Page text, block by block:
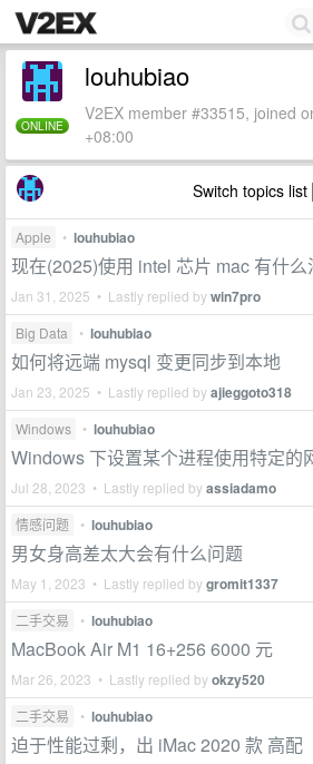
ONLINE
louhubiao
V2EX member #33515, joined
+08:00
Switch topics list
Apple • louhubiao
现在(2025)使用 intel 芯片 mac 有什
Jan 31, 2025 • Lastly replied bywin7pro
Big Data • louhubiao
如何将远端 mysql 变更同步到本地
Jan 23, 2025 • Lastly replied byajieggoto318
Windows • louhubiao
Windows 下设置某个进程使用特定的
Jul 28, 2023 • Lastly replied byassiadamo
情感问题 • louhubiao
男女身高差太大会有什么问题
May 1, 2023 • Lastly replied bygromit1337
二手交易 • louhubiao
MacBook Air M1 16+256 6000 元
Mar 26, 2023 • Lastly replied byokzy520
二手交易 • louhubiao
迫于性能过剩，出 iMac 2020 款 高配